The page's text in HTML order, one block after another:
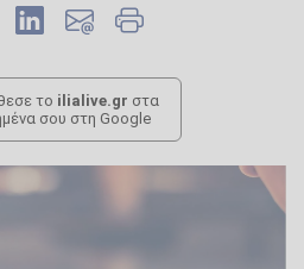
το ilialive.gr στα
σου στη Google